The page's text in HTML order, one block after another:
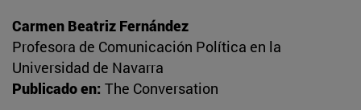
Carmen Beatriz Fernández
Profesora de Comunicación Política en la
Universidad de Navarra
Publicado en: The Conversation